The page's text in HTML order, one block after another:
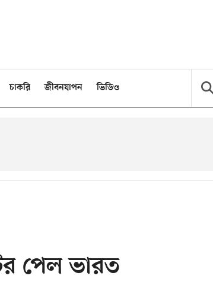
চাকরি জীবনযাপন ভিডিও
পেল ভারত